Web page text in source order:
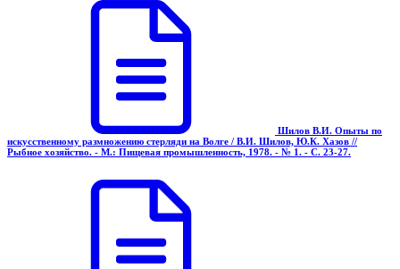
Шилов В.И. Опыты по
искусственному размножению стерляди на Волге / В.И. Шилов, Ю.К. Хазов //
Рыбное хозяйство. - М.: Пищевая промышленность, 1978. - № 1. - С. 23-27.